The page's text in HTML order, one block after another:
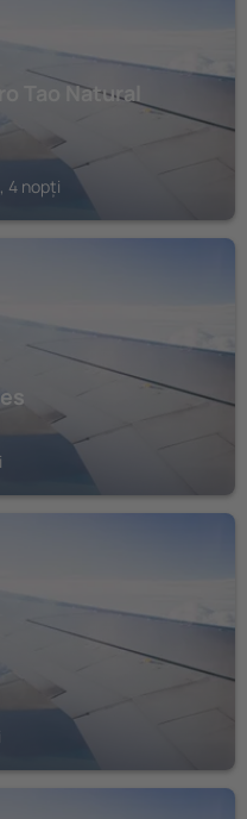
Tao Natural
4 nopți